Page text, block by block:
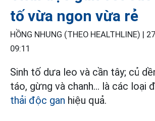
tố vừa ngon vừa rẻ
HỒNG NHUNG (THEO HEALTHLINE) |
09:11
Sinh tố dưa leo và cần tây; củ
táo, gừng và chanh... là các loại
thải độc gan hiệu quả.